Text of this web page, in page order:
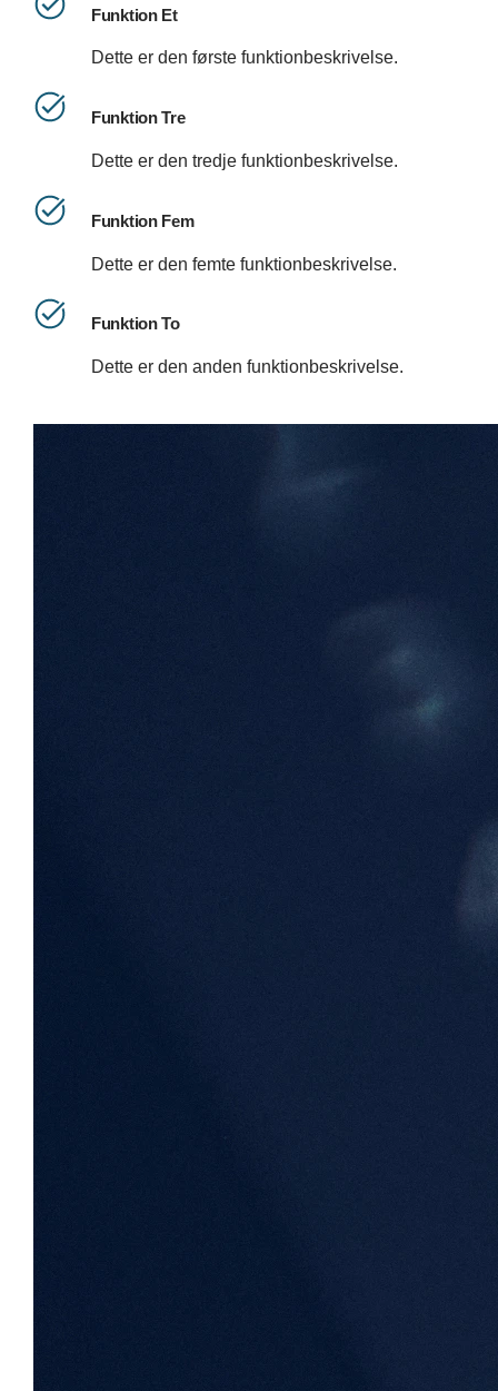
Funktion Et
Dette er den første funktionbeskrivelse.
Funktion Tre
Dette er den tredje funktionbeskrivelse.
Funktion Fem
Dette er den femte funktionbeskrivelse.
Funktion To
Dette er den anden funktionbeskrivelse.